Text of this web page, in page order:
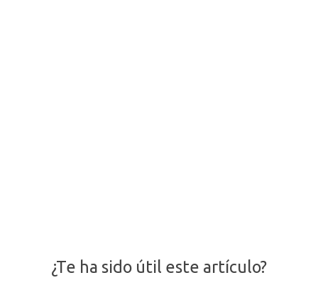
¿Te ha sido útil este artículo?